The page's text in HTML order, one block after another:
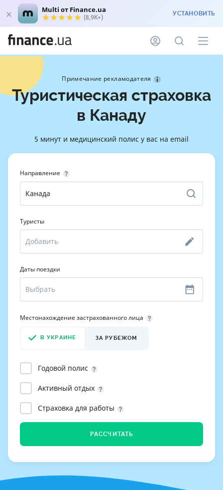
Multi от Finance.ua
(8,9K+) УСТАНОВИТЬ
Примечание рекламодателя
Туристическая страховка
в Канаду
5 минут и медицинский полис у вас на email
Направление
Туристы
Даты поездки
Местонахождение застрахованного лица
В УКРАИНЕ ЗА РУБЕЖОМ
Годовой полис
Активный отдых
Страховка для работы
РАССЧИТАТЬ